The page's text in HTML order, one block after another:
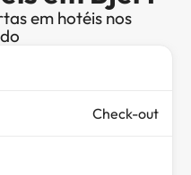
em hotéis nos
Check-out